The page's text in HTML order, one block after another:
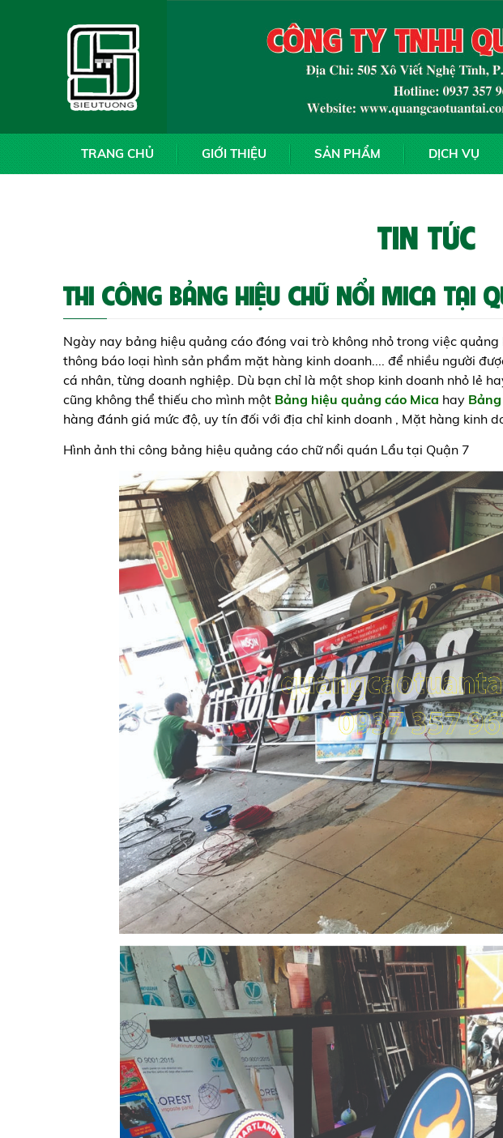
TRANG CHỦ GIỚI THIỆU SẢN PHẨM DỊCH VỤ
TIN TỨC
THI CÔNG BẢNG HIỆU CHỮ NỔI MICA TẠI
Ngày nay bảng hiệu quảng cáo đóng vai trò không nhỏ trong việc
thông báo loại hình sản phẩm mặt hàng kinh doanh.... để nhiều người
cá nhân, từng doanh nghiệp. Dù bạn chỉ là một shop kinh doanh nhỏ lẻ
cũng không thể thiếu cho mình một Bảng hiệu quảng cáo Mica hay
hàng đánh giá mức độ, uy tín đối với địa chỉ kinh doanh , Mặt hàng kinh
Hình ảnh thi công bảng hiệu quảng cáo chữ nổi quán Lẩu tại Quận 7